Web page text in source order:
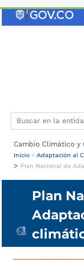
Cambio Climático y
Inicio > Adaptación al
> Plan Nacional de
Plan